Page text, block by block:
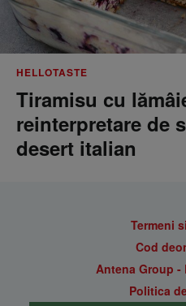
HELLOTASTE
Tiramisu cu
reinterpretare de
desert italian
Termeni
Cod
Antena Group -
Politica